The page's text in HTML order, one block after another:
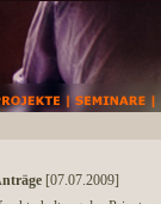
[07.07.2009]